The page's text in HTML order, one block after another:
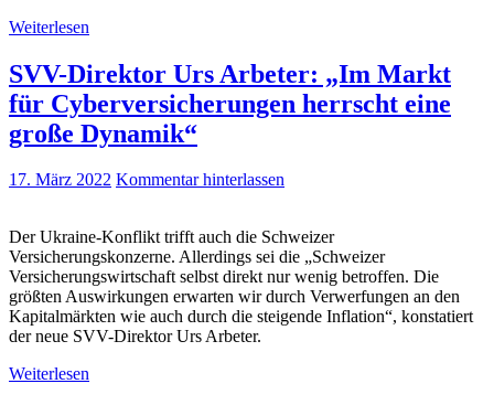
Weiterlesen
SVV-Direktor Urs Arbeter: „Im Markt
für Cyberversicherungen herrscht eine
große Dynamik“
17. März 2022 Kommentar hinterlassen
Der Ukraine-Konflikt trifft auch die Schweizer
Versicherungskonzerne. Allerdings sei die „Schweizer
Versicherungswirtschaft selbst direkt nur wenig betroffen. Die
größten Auswirkungen erwarten wir durch Verwerfungen an den
Kapitalmärkten wie auch durch die steigende Inflation“, konstatiert
der neue SVV-Direktor Urs Arbeter.
Weiterlesen